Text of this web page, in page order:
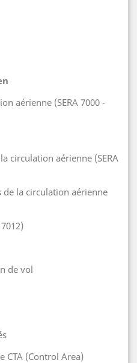
aérienne (SERA 7000 -
circulation aérienne (SERA
de la circulation aérienne
de vol
CTA (Control Area)